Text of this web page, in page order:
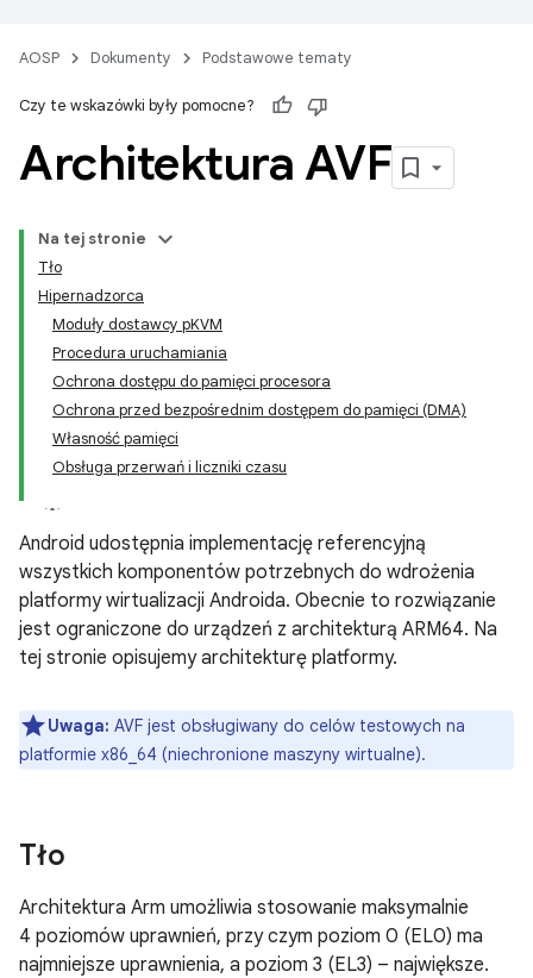
AOSP Dokumenty Podstawowe tematy
Czy te wskazówki były pomocne?
Architektura AVF
Na tej stronie
Tło
Hipernadzorca
Moduły dostawcy pKVM
Procedura uruchamiania
Ochrona dostępu do pamięci procesora
Ochrona przed bezpośrednim dostępem do pamięci (DMA)
Własność pamięci
Obsługa przerwań i liczniki czasu
Android udostępnia implementację referencyjną
wszystkich komponentów potrzebnych do wdrożenia
platformy wirtualizacji Androida. Obecnie to rozwiązanie
jest ograniczone do urządzeń z architekturą ARM64. Na
tej stronie opisujemy architekturę platformy.
Uwaga: AVF jest obsługiwany do celów testowych na
platformie x86_64 (niechronione maszyny wirtualne).
Tło
Architektura Arm umożliwia stosowanie maksymalnie
4 poziomów uprawnień, przy czym poziom 0 (EL0) ma
najmniejsze uprawnienia, a poziom 3 (EL3) – największe.